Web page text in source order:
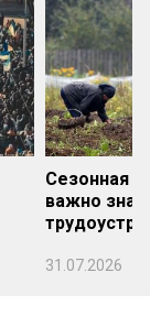
Сезонная
важно знать
31.07.2026